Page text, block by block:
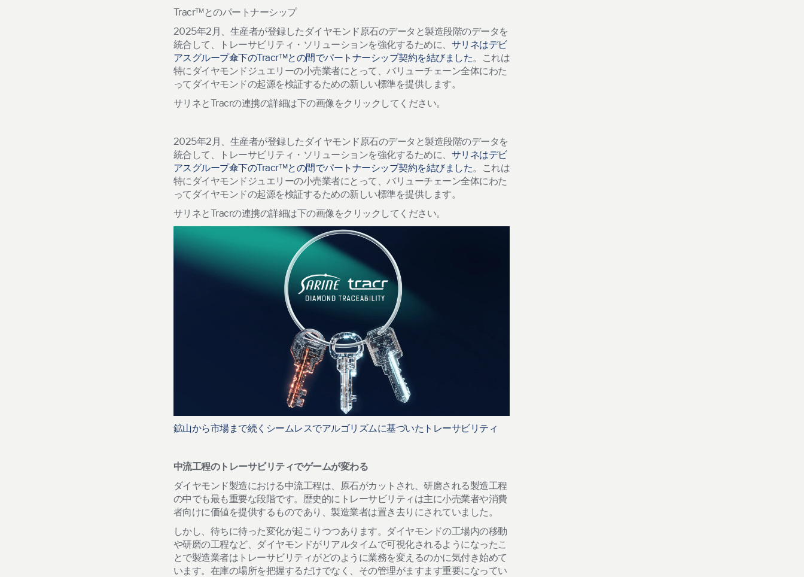
Tracr™とのパートナーシップ
2025年2 月、生産者が登録したダイヤモンド原石のデータと製造段階のデータを
統合して、トレーサビリティ・ソリューションを強化するために、 サリネはデビ
アスグループ傘下のTracr™との間でパートナーシップ契約を結びました。これは
特にダイヤモンドジュエリーの小売業者にとって、バリューチェーン全体にわた
ってダイヤモンドの起源を検証するための新しい標準を提供します。
サリネとTracrの連携の詳細は下の画像をクリックしてください。
2025年2 月、生産者が登録したダイヤモンド原石のデータと製造段階のデータを
統合して、トレーサビリティ・ソリューションを強化するために、 サリネはデビ
アスグループ傘下のTracr™との間でパートナーシップ契約を結びました。これは
特にダイヤモンドジュエリーの小売業者にとって、バリューチェーン全体にわた
ってダイヤモンドの起源を検証するための新しい標準を提供します。
サリネとTracrの連携の詳細は下の画像をクリックしてください。
鉱山から市場まで続くシームレスでアルゴリズムに基づいたトレーサビリティ
中流工程のトレーサビリティでゲームが変わる
ダイヤモンド製造における中流工程は、原石がカットされ、研磨される製造工程
の中でも最も重要な段階です。歴史的にトレーサビリティは主に小売業者や消費
者向けに価値を提供するものであり、製造業者は置き去りにされていました。
しかし、待ちに待った変化が起こりつつあります。ダイヤモンドの工場内の移動
や研磨の工程など、ダイヤモンドがリアルタイムで可視化されるようになったこ
とで製造業者はトレーサビリティがどのように業務を変えるのかに気付き始めて
います。在庫の場所を把握するだけでなく、その管理がますます重要になってい